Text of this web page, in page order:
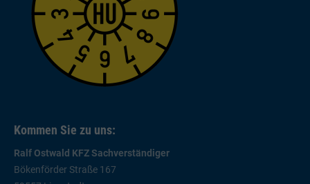
Kommen Sie zu uns:
Ralf Ostwald KFZ Sachverständiger
Bökenförder Straße 167